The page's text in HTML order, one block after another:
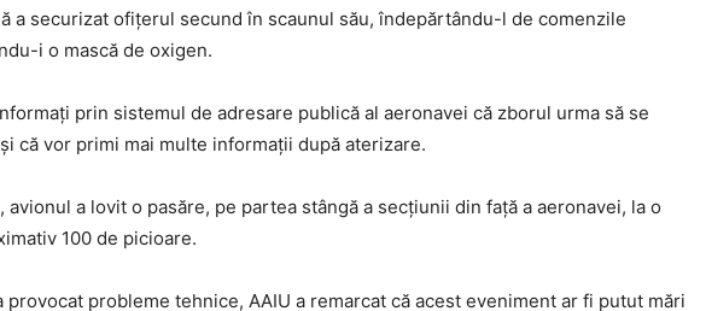
a securizat ofițerul secund în scaunul său, îndepărtându-l de comenzile
i o mască de oxigen.
prin sistemul de adresare publică al aeronavei că zborul urma să se
că vor primi mai multe informații după aterizare.
a lovit o pasăre, pe partea stângă a secțiunii din față a aeronavei, la o
100 de picioare.
provocat probleme tehnice, AAIU a remarcat că acest eveniment ar fi putut mări